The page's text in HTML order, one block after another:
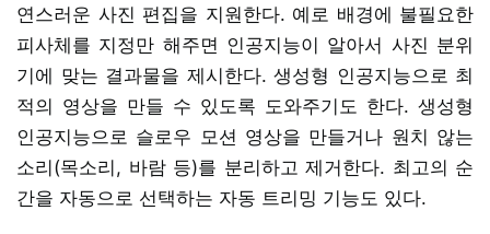
연스러운 사진 편집을 지원한다. 예로 배경에 불필요한
피사체를 지정만 해주면 인공지능이 알아서 사진 분위
기에 맞는 결과물을 제시한다. 생성형 인공지능으로 최
적의 영상을 만들 수 있도록 도와주기도 한다. 생성형
인공지능으로 슬로우 모션 영상을 만들거나 원치 않는
소리(목소리, 바람 등)를 분리하고 제거한다. 최고의 순
간을 자동으로 선택하는 자동 트리밍 기능도 있다.